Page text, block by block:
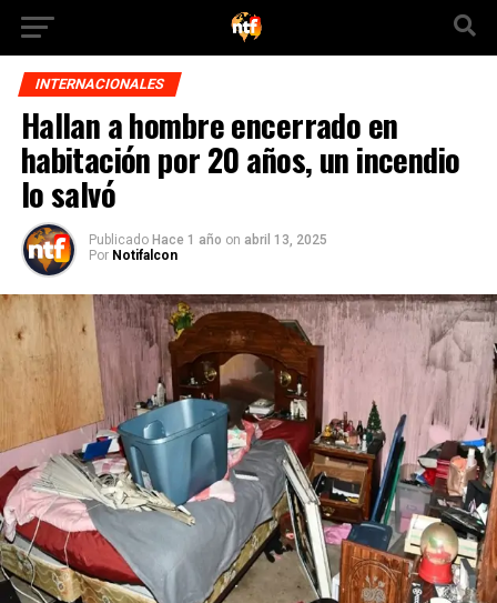
INTERNACIONALES
Hallan a hombre encerrado en
habitación por 20 años, un incendio
lo salvó
Publicado Hace 1 año on abril 13, 2025
Por Notifalcon